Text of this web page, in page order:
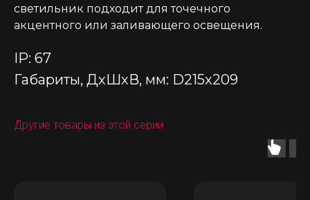
светильник подходит для точечного
акцентного или заливающего освещения.
IP: 67
Габариты, ДхШхВ, мм: D215x209
Другие товары из этой серии